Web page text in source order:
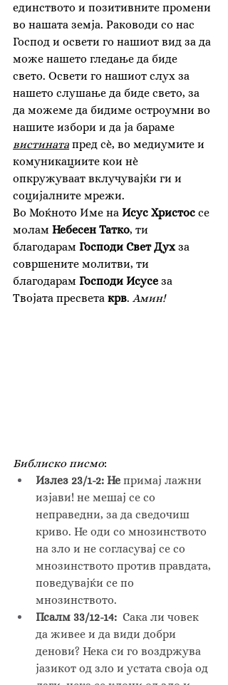
единството и позитивните промени
во нашата земја. Раководи со нас
Господ и освети го нашиот вид за да
може нашето гледање да биде
свето. Освети го нашиот слух за
нашето слушање да биде свето, за
да можеме да бидиме остроумни во
нашите избори и да ја бараме
вистината пред сè, во медиумите и
комуникациите кои нѐ
опкружуваат вклучувајќи ги и
социјалните мрежи.
Во Моќното Име на Исус Христос се
молам Небесен Татко, ти
благодарам Господи Свет Дух за
совршените молитви, ти
благодарам Господи Исусе за
Твојата пресвета крв. Амин!
Библиско писмо:
Излез 23/1-2: Не примај лажни
изјави! не мешај се со
неправедни, за да сведочиш
криво. Не оди со мнозинството
на зло и не согласувај се со
мнозинството против правдата,
поведувајќи се по
мнозинството.
Псалм 33/12-14: Сака ли човек
да живее и да види добри
денови? Нека си го воздржува
јазикот од зло и устата своја од